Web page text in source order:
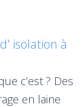
isolation à
c’est ? Des
en laine